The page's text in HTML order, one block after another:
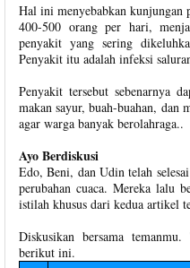
Hal ini menyebabkan kunjungan
400-500 orang per hari,
penyakit yang sering
Penyakit itu adalah infeksi
Penyakit tersebut sebenarnya
makan sayur, buah-buahan,
agar warga banyak berolahraga..
Ayo Berdiskusi
Edo, Beni, dan Udin telah
perubahan cuaca. Mereka lalu
istilah khusus dari kedua artikel
Diskusikan bersama
berikut ini.